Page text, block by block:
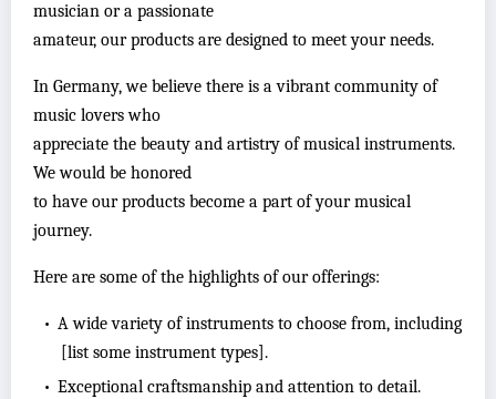
musician or a passionate
amateur, our products are designed to meet your needs.
In Germany, we believe there is a vibrant community of
music lovers who
appreciate the beauty and artistry of musical instruments.
We would be honored
to have our products become a part of your musical
journey.
Here are some of the highlights of our offerings:
• A wide variety of instruments to choose from, including
[list some instrument types].
• Exceptional craftsmanship and attention to detail.